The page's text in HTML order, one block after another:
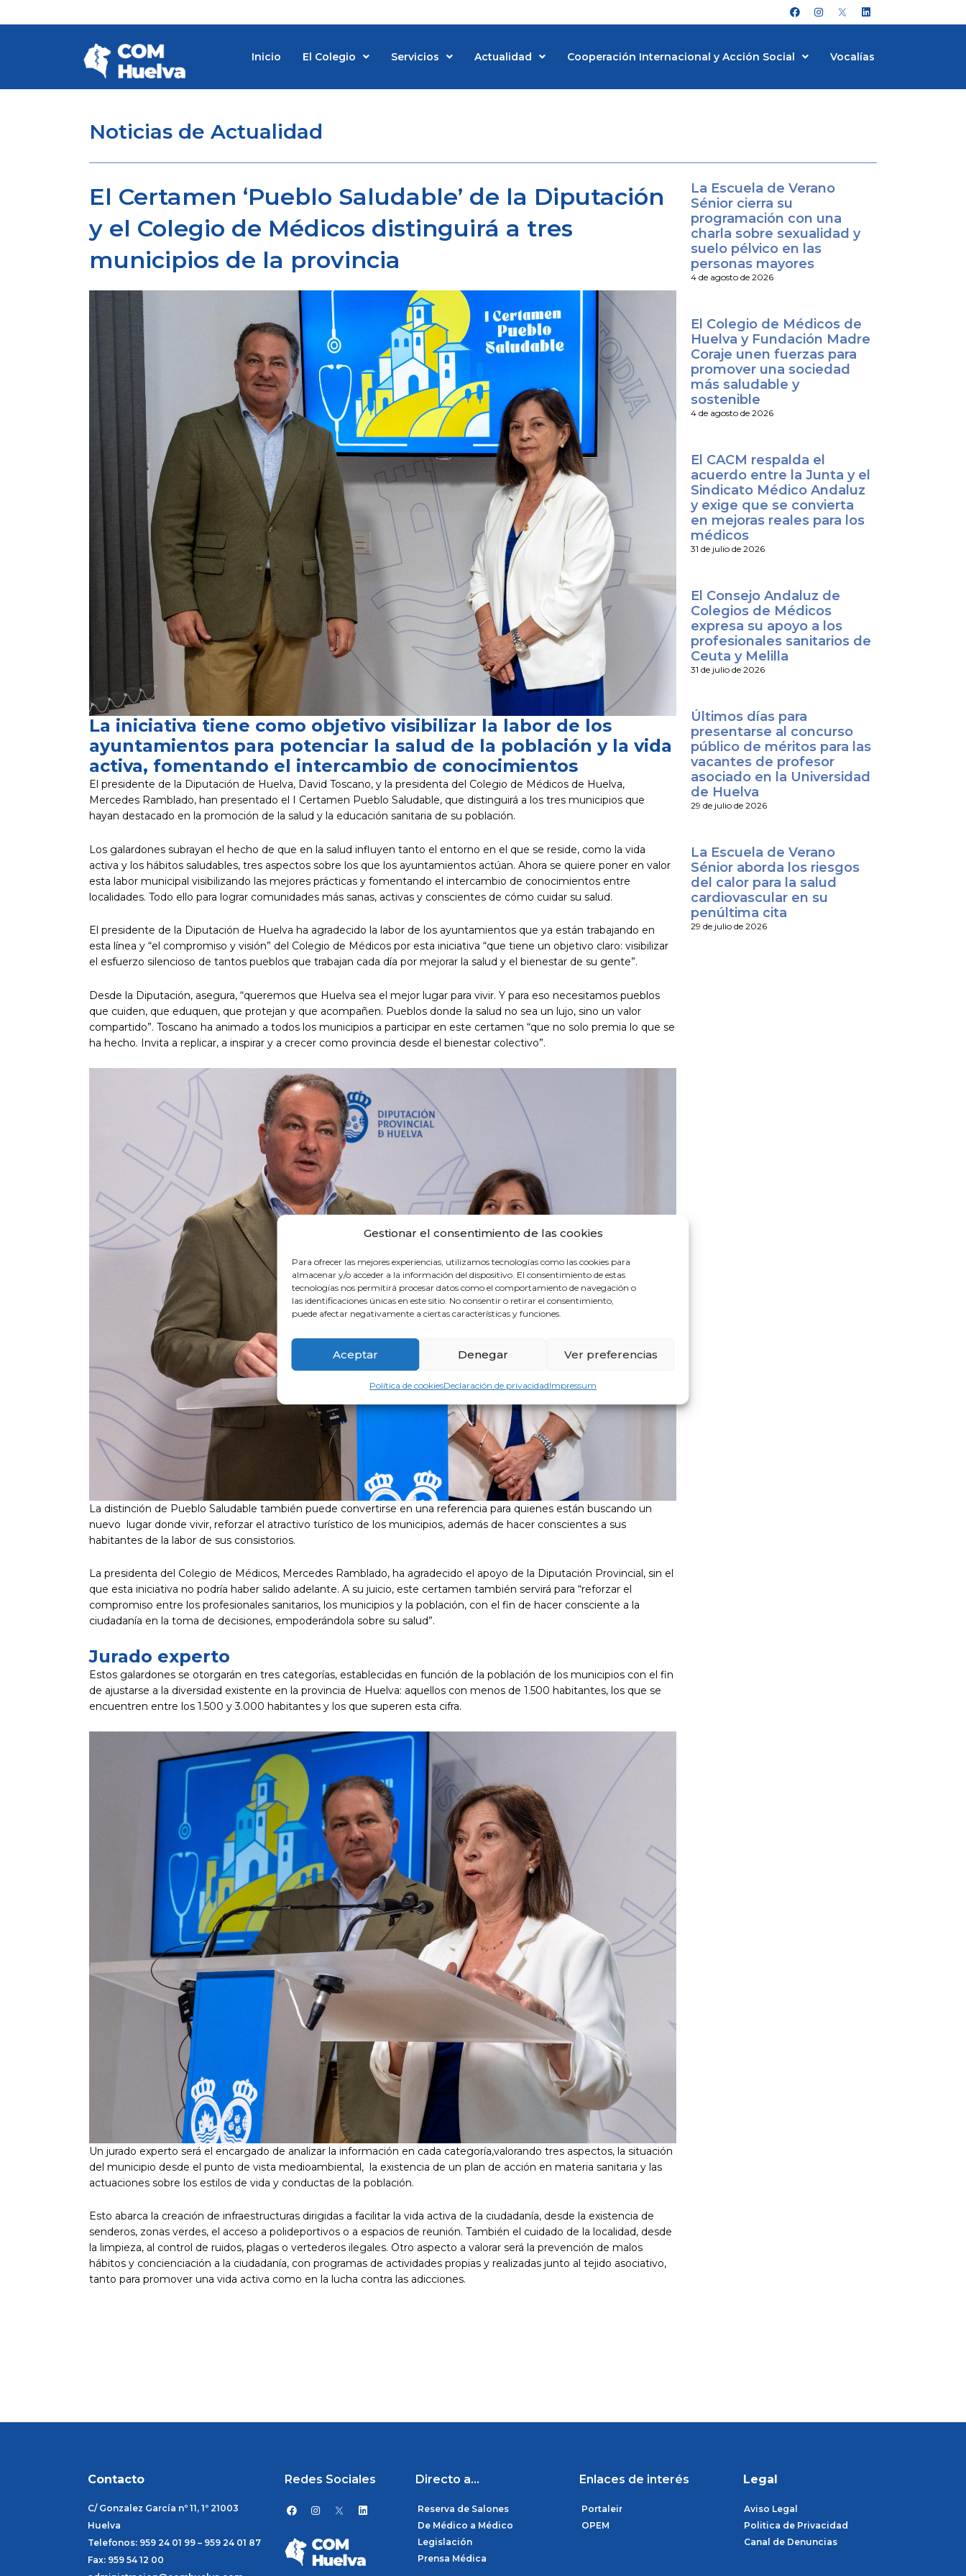
Gestionar el consentimiento de las cookies
Para ofrecer las mejores experiencias, utilizamos tecnologías como las cookies para
almacenar y/o acceder a la información del dispositivo. El consentimiento de estas
tecnologías nos permitirá procesar datos como el comportamiento de navegación o
las identificaciones únicas en este sitio. No consentir o retirar el consentimiento,
puede afectar negativamente a ciertas características y funciones.
Aceptar Denegar Ver preferencias
Política de cookiesDeclaración de privacidadImpressum
al
F
a
c
o
I
n
s
m
L
i
n
d
Inicio El Colegio Servicios Actualidad Cooperación Internacional y Acción Social Vocalías
Noticias de Actualidad
El Certamen ‘Pueblo Saludable’ de la Diputación
y el Colegio de Médicos distinguirá a tres
municipios de la provincia
La iniciativa tiene como objetivo visibilizar la labor de los
ayuntamientos para potenciar la salud de la población y la vida
activa, fomentando el intercambio de conocimientos
El presidente de la Diputación de Huelva, David Toscano, y la presidenta del Colegio de Médicos de Huelva,
Mercedes Ramblado, han presentado el I Certamen Pueblo Saludable, que distinguirá a los tres municipios que
hayan destacado en la promoción de la salud y la educación sanitaria de su población.
Los galardones subrayan el hecho de que en la salud influyen tanto el entorno en el que se reside, como la vida
activa y los hábitos saludables, tres aspectos sobre los que los ayuntamientos actúan. Ahora se quiere poner en valor
esta labor municipal visibilizando las mejores prácticas y fomentando el intercambio de conocimientos entre
localidades. Todo ello para lograr comunidades más sanas, activas y conscientes de cómo cuidar su salud.
El presidente de la Diputación de Huelva ha agradecido la labor de los ayuntamientos que ya están trabajando en
esta línea y “el compromiso y visión” del Colegio de Médicos por esta iniciativa “que tiene un objetivo claro: visibilizar
el esfuerzo silencioso de tantos pueblos que trabajan cada día por mejorar la salud y el bienestar de su gente”.
Desde la Diputación, asegura, “queremos que Huelva sea el mejor lugar para vivir. Y para eso necesitamos pueblos
que cuiden, que eduquen, que protejan y que acompañen. Pueblos donde la salud no sea un lujo, sino un valor
compartido”. Toscano ha animado a todos los municipios a participar en este certamen “que no solo premia lo que se
ha hecho. Invita a replicar, a inspirar y a crecer como provincia desde el bienestar colectivo”.
La distinción de Pueblo Saludable también puede convertirse en una referencia para quienes están buscando un
nuevo lugar donde vivir, reforzar el atractivo turístico de los municipios, además de hacer conscientes a sus
habitantes de la labor de sus consistorios.
La presidenta del Colegio de Médicos, Mercedes Ramblado, ha agradecido el apoyo de la Diputación Provincial, sin el
que esta iniciativa no podría haber salido adelante. A su juicio, este certamen también servirá para “reforzar el
compromiso entre los profesionales sanitarios, los municipios y la población, con el fin de hacer consciente a la
ciudadanía en la toma de decisiones, empoderándola sobre su salud”.
Jurado experto
Estos galardones se otorgarán en tres categorías, establecidas en función de la población de los municipios con el fin
de ajustarse a la diversidad existente en la provincia de Huelva: aquellos con menos de 1.500 habitantes, los que se
encuentren entre los 1.500 y 3.000 habitantes y los que superen esta cifra.
Un jurado experto será el encargado de analizar la información en cada categoría,valorando tres aspectos, la situación
del municipio desde el punto de vista medioambiental, la existencia de un plan de acción en materia sanitaria y las
actuaciones sobre los estilos de vida y conductas de la población.
Esto abarca la creación de infraestructuras dirigidas a facilitar la vida activa de la ciudadanía, desde la existencia de
senderos, zonas verdes, el acceso a polideportivos o a espacios de reunión. También el cuidado de la localidad, desde
la limpieza, al control de ruidos, plagas o vertederos ilegales. Otro aspecto a valorar será la prevención de malos
hábitos y concienciación a la ciudadanía, con programas de actividades propias y realizadas junto al tejido asociativo,
tanto para promover una vida activa como en la lucha contra las adicciones.
La Escuela de Verano
Sénior cierra su
programación con una
charla sobre sexualidad y
suelo pélvico en las
personas mayores
4 de agosto de 2026
El Colegio de Médicos de
Huelva y Fundación Madre
Coraje unen fuerzas para
promover una sociedad
más saludable y
sostenible
4 de agosto de 2026
El CACM respalda el
acuerdo entre la Junta y el
Sindicato Médico Andaluz
y exige que se convierta
en mejoras reales para los
médicos
31 de julio de 2026
El Consejo Andaluz de
Colegios de Médicos
expresa su apoyo a los
profesionales sanitarios de
Ceuta y Melilla
31 de julio de 2026
Últimos días para
presentarse al concurso
público de méritos para las
vacantes de profesor
asociado en la Universidad
de Huelva
29 de julio de 2026
La Escuela de Verano
Sénior aborda los riesgos
del calor para la salud
cardiovascular en su
penúltima cita
29 de julio de 2026
Contacto
C/ Gonzalez García nº 11, 1º 21003
Huelva
Telefonos: 959 24 01 99 – 959 24 01 87
Fax: 959 54 12 00
Redes Sociales
F
a
e
b
o
o
I
n
a
g
r
L
i
d
i
Directo a...
Reserva de Salones
De Médico a Médico
Legislación
Prensa Médica
Enlaces de interés
Portaleir
OPEM
Legal
Aviso Legal
Politica de Privacidad
Canal de Denuncias